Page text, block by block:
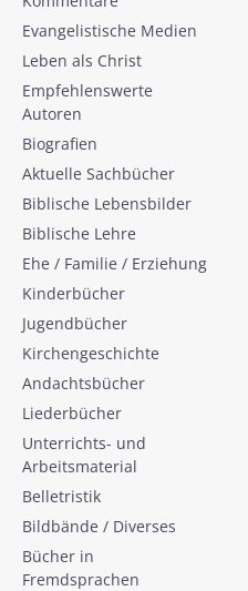
Evangelistische Medien
Leben als Christ
Empfehlenswerte
Autoren
Biografien
Aktuelle Sachbücher
Biblische Lebensbilder
Biblische Lehre
Ehe / Familie / Erziehung
Kinderbücher
Jugendbücher
Kirchengeschichte
Andachtsbücher
Liederbücher
Unterrichts- und
Arbeitsmaterial
Belletristik
Bildbände / Diverses
Bücher in
Fremdsprachen